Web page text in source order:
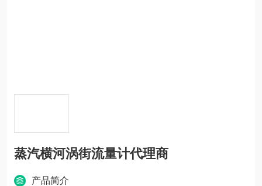
蒸汽横河涡街流量计代理商
产品简介